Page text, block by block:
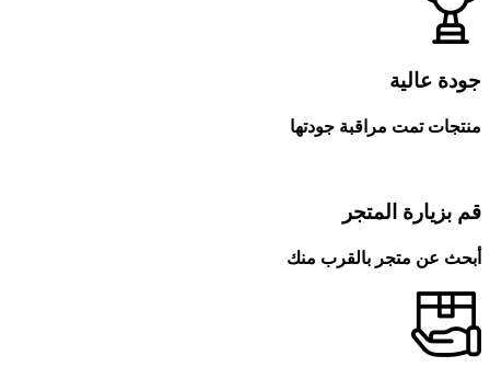
جودة عالية
منتجات تمت مراقبة جودتها
قم بزيارة المتجر
أبحث عن متجر بالقرب منك